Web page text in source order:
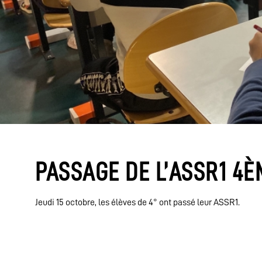
PASSAGE DE L’ASSR1
Jeudi 15 octobre, les élèves de 4° ont passé leur ASSR1.